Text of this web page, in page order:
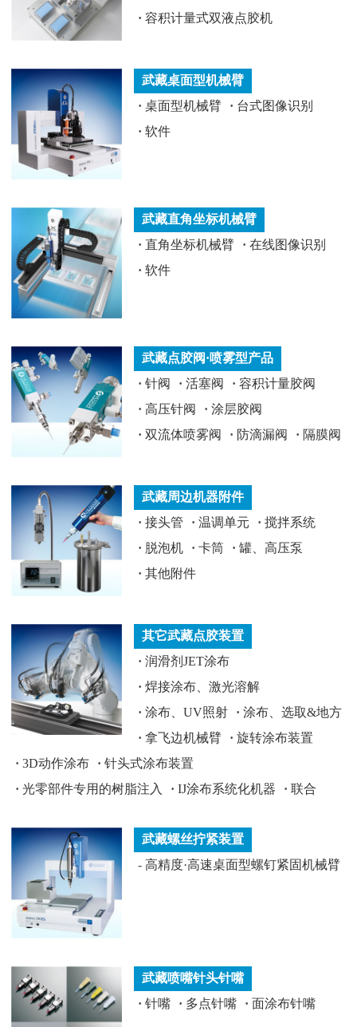
· 容积计量式双液点胶机
武藏桌面型机械臂
· 桌面型机械臂 · 台式图像识别
· 软件
武藏直角坐标机械臂
· 直角坐标机械臂 · 在线图像识别
· 软件
武藏点胶阀·喷雾型产品
· 针阀 · 活塞阀 · 容积计量胶阀
· 高压针阀 · 涂层胶阀
· 双流体喷雾阀 · 防滴漏阀 · 隔膜阀
武藏周边机器附件
· 接头管 · 温调单元 · 搅拌系统
· 脱泡机 · 卡筒 · 罐、高压泵
· 其他附件
其它武藏点胶装置
· 润滑剂JET涂布
· 焊接涂布、激光溶解
· 涂布、UV照射 · 涂布、选取&地方
· 拿飞边机械臂 · 旋转涂布装置
· 3D动作涂布 · 针头式涂布装置
· 光零部件专用的树脂注入 · IJ涂布系统化机器 · 联合
武藏螺丝拧紧装置
- 高精度·高速桌面型螺钉紧固机械臂
武藏喷嘴针头针嘴
· 针嘴 · 多点针嘴 · 面涂布针嘴